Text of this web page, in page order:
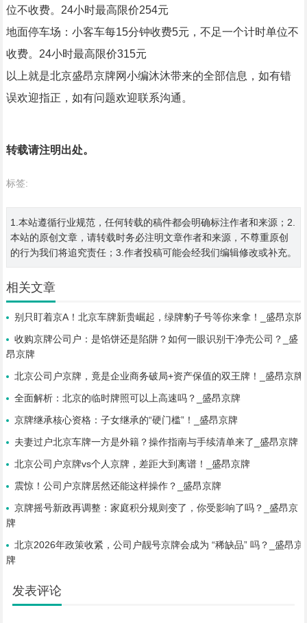
位不收费。24小时最高限价254元
地面停车场：小客车每15分钟收费5元，不足一个计时单位不
收费。24小时最高限价315元
以上就是北京盛昂京牌网小编沐沐带来的全部信息，如有错
误欢迎指正，如有问题欢迎联系沟通。
转载请注明出处。
标签:
1.本站遵循行业规范，任何转载的稿件都会明确标注作者和来源；2.
本站的原创文章，请转载时务必注明文章作者和来源，不尊重原创
的行为我们将追究责任；3.作者投稿可能会经我们编辑修改或补充。
相关文章
别只盯着京A！北京车牌新贵崛起，绿牌豹子号等你来拿！_盛昂京牌
收购京牌公司户：是馅饼还是陷阱？如何一眼识别干净壳公司？_盛
昂京牌
北京公司户京牌，竟是企业商务破局+资产保值的双王牌！_盛昂京牌
全面解析：北京的临时牌照可以上高速吗？_盛昂京牌
京牌继承核心资格：子女继承的“硬门槛”！_盛昂京牌
夫妻过户北京车牌一方是外籍？操作指南与手续清单来了_盛昂京牌
北京公司户京牌vs个人京牌，差距大到离谱！_盛昂京牌
震惊！公司户京牌居然还能这样操作？_盛昂京牌
京牌摇号新政再调整：家庭积分规则变了，你受影响了吗？_盛昂京
牌
北京2026年政策收紧，公司户靓号京牌会成为 “稀缺品” 吗？_盛昂京
牌
发表评论